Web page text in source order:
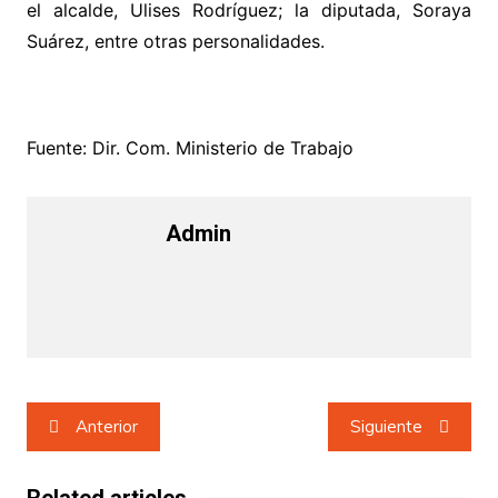
el alcalde, Ulises Rodríguez; la diputada, Soraya
Suárez, entre otras personalidades.
Fuente: Dir. Com. Ministerio de Trabajo
Admin
Navegación
de
entradas
Anterior Siguiente